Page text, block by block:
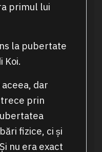
primul lui
la pubertate
Koi.
dar
prin
fizice, ci și
nu era exact